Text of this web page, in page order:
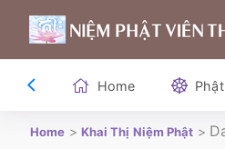
Home
Home > Khai Thị Niệm Phật >